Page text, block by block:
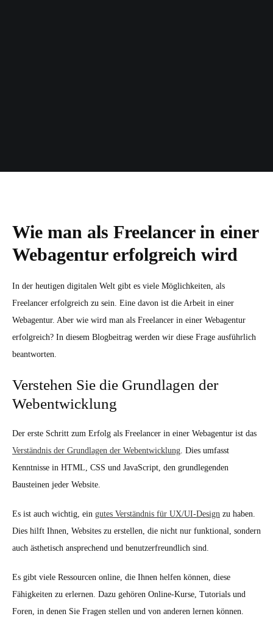
Wie man als Freelancer in einer
Webagentur erfolgreich wird
In der heutigen digitalen Welt gibt es viele Möglichkeiten, als
Freelancer erfolgreich zu sein. Eine davon ist die Arbeit in einer
Webagentur. Aber wie wird man als Freelancer in einer Webagentur
erfolgreich? In diesem Blogbeitrag werden wir diese Frage ausführlich
beantworten.
Verstehen Sie die Grundlagen der
Webentwicklung
Der erste Schritt zum Erfolg als Freelancer in einer Webagentur ist das
Verständnis der Grundlagen der Webentwicklung. Dies umfasst
Kenntnisse in HTML, CSS und JavaScript, den grundlegenden
Bausteinen jeder Website.
Es ist auch wichtig, ein gutes Verständnis für UX/UI-Design zu haben.
Dies hilft Ihnen, Websites zu erstellen, die nicht nur funktional, sondern
auch ästhetisch ansprechend und benutzerfreundlich sind.
Es gibt viele Ressourcen online, die Ihnen helfen können, diese
Fähigkeiten zu erlernen. Dazu gehören Online-Kurse, Tutorials und
Foren, in denen Sie Fragen stellen und von anderen lernen können.